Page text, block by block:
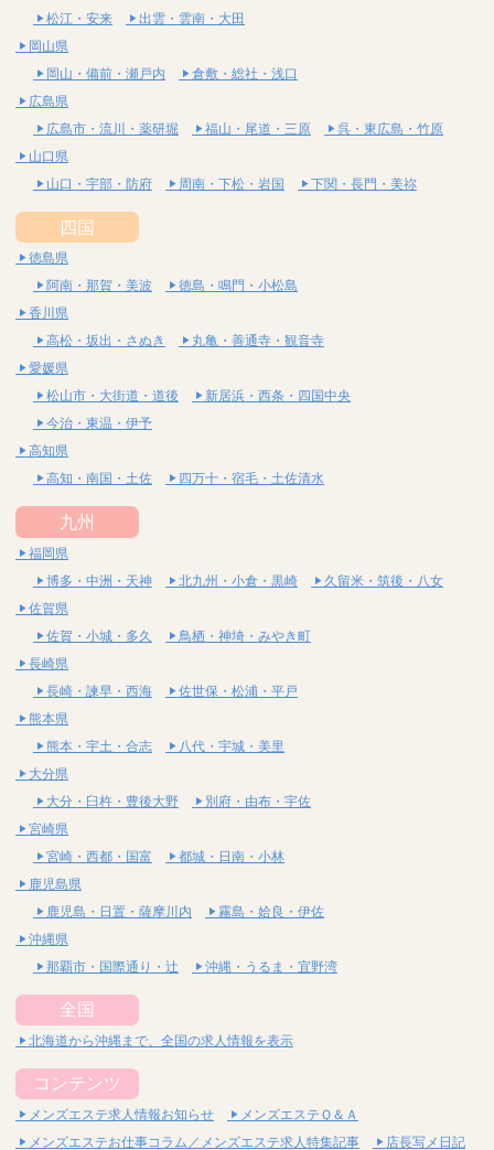
松江・安来
出雲・雲南・大田
岡山県
岡山・備前・瀬戸内
倉敷・総社・浅口
広島県
広島市・流川・薬研堀
福山・尾道・三原
呉・東広島・竹原
山口県
山口・宇部・防府
周南・下松・岩国 下関・長門・美祢
四国
徳島県
阿南・那賀・美波
徳島・鳴門・小松島
香川県
高松・坂出・さぬき
丸亀・善通寺・観音寺
愛媛県
松山市・大街道・道後
新居浜・西条・四国中央
今治・東温・伊予
高知県
高知・南国・土佐
四万十・宿毛・土佐清水
九州
福岡県
博多・中洲・天神
北九州・小倉・黒崎
久留米・筑後・八女
佐賀県
佐賀・小城・多久
鳥栖・神埼・みやき町
長崎県
長崎・諫早・西海
佐世保・松浦・平戸
熊本県
熊本・宇土・合志
八代・宇城・美里
大分県
大分・臼杵・豊後大野
別府・由布・宇佐
宮崎県
宮崎・西都・国富
都城・日南・小林
鹿児島県
鹿児島・日置・薩摩川内
霧島・姶良・伊佐
沖縄県
那覇市・国際通り・辻
沖縄・うるま・宜野湾
全国
北海道から沖縄まで、全国の求人情報を表示
コンテンツ
メンズエステ求人情報お知らせ
メンズエステＱ＆Ａ
メンズエステお仕事コラム／メンズエステ求人特集記事
店長写メ日記